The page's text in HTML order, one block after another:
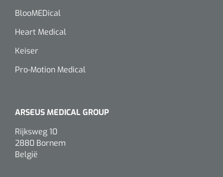
Divers
Dissolvant de couche adhésive
Ouates
Agraffes de fixation
BlooMEDical
Heart Medical
Keiser
Pro-Motion Medical
ARSEUS MEDICAL GROUP
Rijksweg 10
2880 Bornem
België